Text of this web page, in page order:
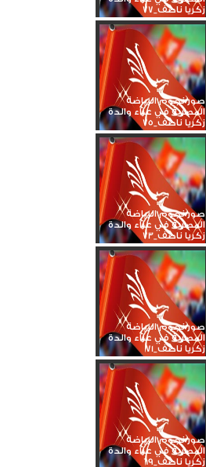
زكريا ناصف_77
صور نجوم الرياضة
المصرية في عزاء والدة
زكريا ناصف_75
صور نجوم الرياضة
المصرية في عزاء والدة
زكريا ناصف_73
صور نجوم الرياضة
المصرية في عزاء والدة
زكريا ناصف_71
صور نجوم الرياضة
المصرية في عزاء والدة
زكريا ناصف_69